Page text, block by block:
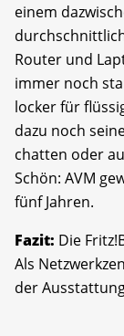
einem
Router und
immer noch
locker für
dazu noch
chatten oder
Schön: AVM
fünf Jahren.
Fazit: Die
Als
der